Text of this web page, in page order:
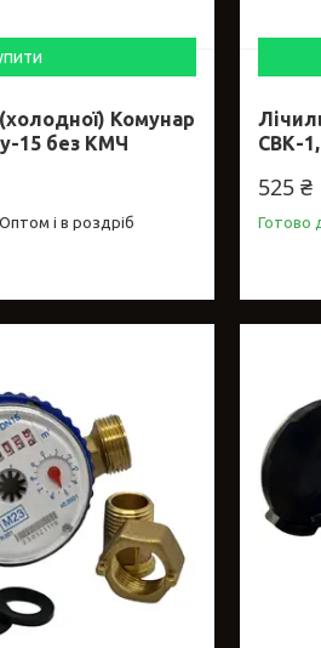
Комунар
15 без КМЧ
Оптом і в роздріб
СВК-
525 ₴
Готово